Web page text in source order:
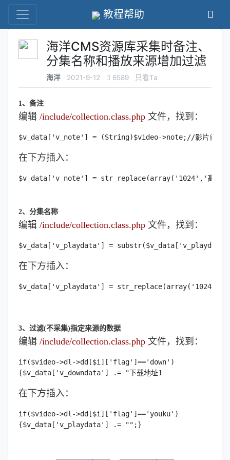
教程帮助
海洋CMS资源库采集时备注、
分集名称和播放来源增加过滤
海洋 2021-9-12 6589 只看Ta
1、备注
编辑 /include/collection.class.php 文件，找到：
$v_data['v_note'] = (String)$video->note;//影片备注
在下方插入：
$v_data['v_note'] = str_replace(array('1024','
2、分集名称
编辑 /include/collection.class.php 文件，找到：
$v_data['v_playdata'] =
在下方插入：
$v_data['v_playdata'] =
3、过滤(不采集)指定来源的数据
编辑 /include/collection.class.php 文件，找到：
if($video->dl->dd[$i]['flag']=='down')
{$v_data['v_downdata'] .= "下载地址1
在下方插入：
if($video->dl->dd[$i]['flag']=='youku')
{$v_data['v_playdata'] .= "";}